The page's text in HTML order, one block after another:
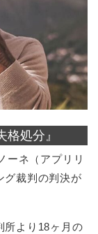
格処分』
ーネ（アプリリ
グ裁判の判決が
所より18ヶ月の